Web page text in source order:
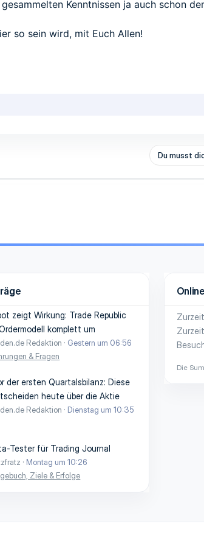
Kenntnissen ja auch schon
so sein wird, mit Euch Allen!
Du musst
zeigt Wirkung: Trade Republic
komplett um
Redaktion
Gestern um 06:56
& Fragen
der ersten Quartalsbilanz: Diese
heute über die Aktie
Redaktion
Dienstag um 10:35
Tester für Trading Journal
Montag um 10:26
Ziele & Erfolge
Die